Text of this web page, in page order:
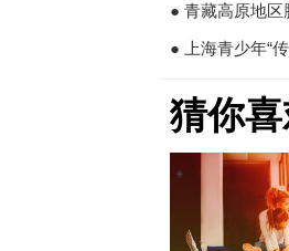
● 青藏高原地
● 上海青少年“
猜你